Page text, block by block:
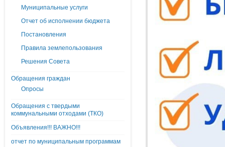
Муниципальные услуги
Отчет об исполнении бюджета
Постановления
Правила землепользования
Решения Совета
Обращения граждан
Опросы
Обращения с твердыми
коммунальными отходами (ТКО)
Объявления!!! ВАЖНО!!!
отчет по муниципальным программам